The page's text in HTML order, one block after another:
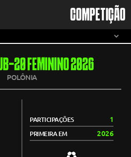
COMPETIÇÃO
20 FEMININO 2026
POLÔNIA
PARTICIPAÇÕES 1
PRIMEIRA EM 2026